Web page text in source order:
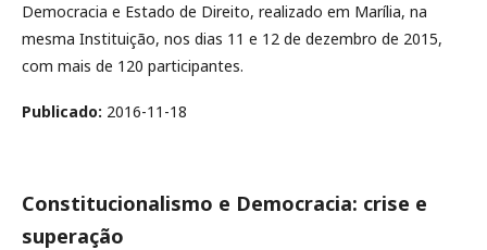
Democracia e Estado de Direito, realizado em Marília, na
mesma Instituição, nos dias 11 e 12 de dezembro de 2015,
com mais de 120 participantes.
Publicado: 2016-11-18
Constitucionalismo e Democracia: crise e
superação